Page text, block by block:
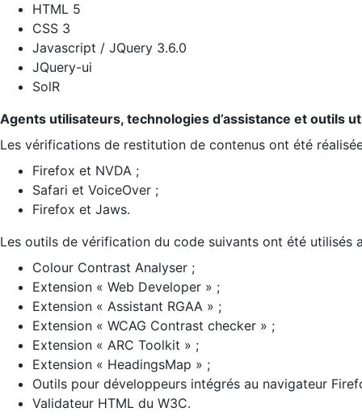
HTML 5
CSS 3
Javascript / JQuery 3.6.0
JQuery-ui
SolR
Agents utilisateurs, technologies d’assistance et outils
Les vérifications de restitution de contenus ont été
Firefox et NVDA ;
Safari et VoiceOver ;
Firefox et Jaws.
Les outils de vérification du code suivants ont été utilisés
Colour Contrast Analyser ;
Extension « Web Developer » ;
Extension « Assistant RGAA » ;
Extension « WCAG Contrast checker » ;
Extension « ARC Toolkit » ;
Extension « HeadingsMap » ;
Outils pour développeurs intégrés au navigateur
Validateur HTML du W3C.